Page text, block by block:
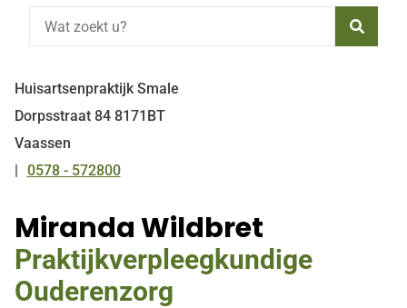
Huisartsenpraktijk Smale
Dorpsstraat 84 8171BT
Vaassen
Tel:
0578 - 572800
Miranda Wildbret
Praktijkverpleegkundige
Ouderenzorg